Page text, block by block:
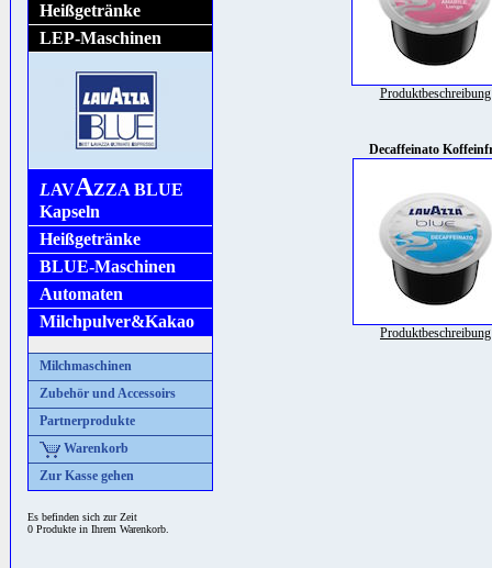
Heißgetränke
LEP-Maschinen
LAVAZZA BLUE
Kapseln
Heißgetränke
BLUE-Maschinen
Automaten
Milchpulver&Kakao
Milchmaschinen
Zubehör und Accessoirs
Partnerprodukte
Warenkorb
Zur Kasse gehen
Es befinden sich zur Zeit
0 Produkte in Ihrem Warenkorb.
Produktbeschreibung
Decaffeinato
Produktbeschreibung